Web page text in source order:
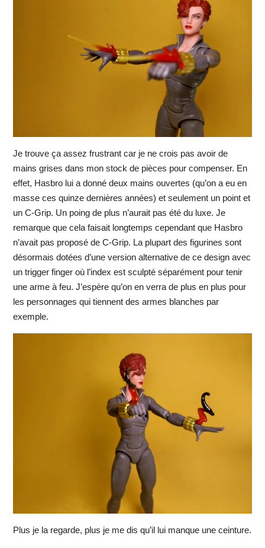
Je trouve ça assez frustrant car je ne crois pas avoir de
mains grises dans mon stock de pièces pour compenser. En
effet, Hasbro lui a donné deux mains ouvertes (qu’on a eu en
masse ces quinze dernières années) et seulement un point et
un C-Grip. Un poing de plus n’aurait pas été du luxe. Je
remarque que cela faisait longtemps cependant que Hasbro
n’avait pas proposé de C-Grip. La plupart des figurines sont
désormais dotées d’une version alternative de ce design avec
un trigger finger où l’index est sculpté séparément pour tenir
une arme à feu. J’espère qu’on en verra de plus en plus pour
les personnages qui tiennent des armes blanches par
exemple.
Plus je la regarde, plus je me dis qu’il lui manque une ceinture.